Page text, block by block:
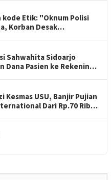
kode Etik: "Oknum Polisi
Korban Desak
Sahwahita Sidoarjo
Dana Pasien ke Rekening
Kesmas USU, Banjir Pujian
Dari Rp.70 Ribu